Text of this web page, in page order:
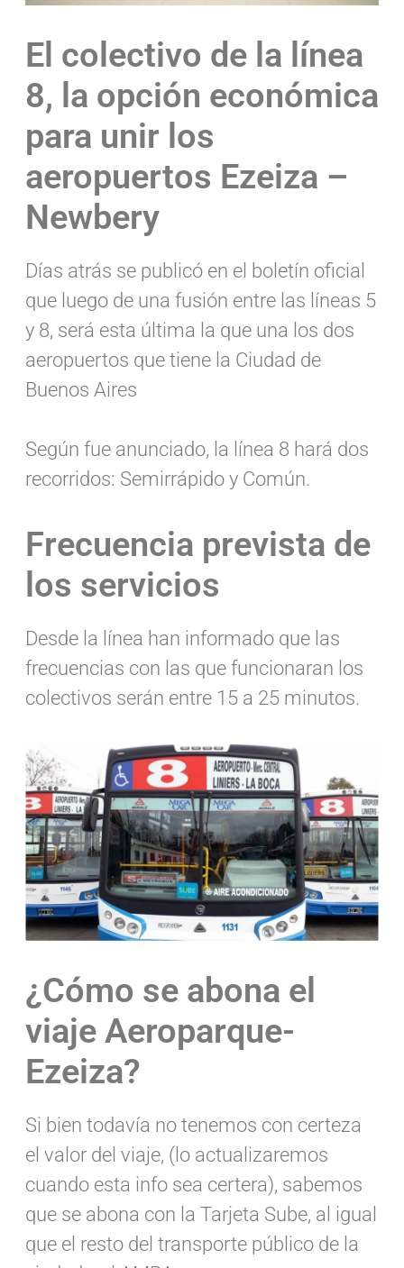
El colectivo de la línea
8, la opción económica
para unir los
aeropuertos Ezeiza –
Newbery
Días atrás se publicó en el boletín oficial
que luego de una fusión entre las líneas 5
y 8, será esta última la que una los dos
aeropuertos que tiene la Ciudad de
Buenos Aires
Según fue anunciado, la línea 8 hará dos
recorridos: Semirrápido y Común.
Frecuencia prevista de
los servicios
Desde la línea han informado que las
frecuencias con las que funcionaran los
colectivos serán entre 15 a 25 minutos.
¿Cómo se abona el
viaje Aeroparque-
Ezeiza?
Si bien todavía no tenemos con certeza
el valor del viaje, (lo actualizaremos
cuando esta info sea certera), sabemos
que se abona con la Tarjeta Sube, al igual
que el resto del transporte público de la